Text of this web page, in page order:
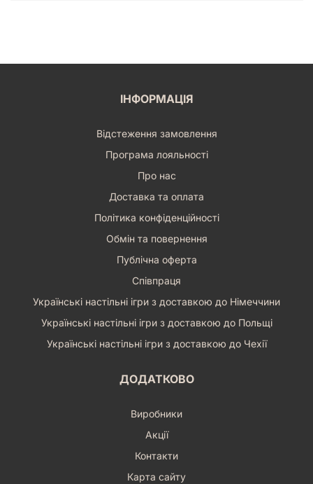
ІНФОРМАЦІЯ
Відстеження замовлення
Програма лояльності
Про нас
Доставка та оплата
Політика конфіденційності
Обмін та повернення
Публічна оферта
Співпраця
Українські настільні ігри з доставкою до Німеччини
Українські настільні ігри з доставкою до Польщі
Українські настільні ігри з доставкою до Чехії
ДОДАТКОВО
Виробники
Акції
Контакти
Карта сайту